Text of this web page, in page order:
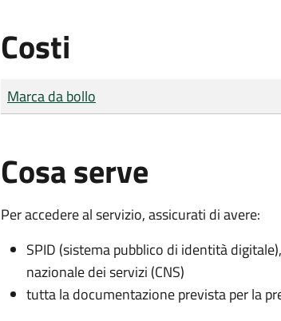
Costi
Tipo di pagamento
Importo
Marca da bollo
Cosa serve
Per accedere al servizio, assicurati di avere:
SPID (sistema pubblico di identità
nazionale dei servizi (CNS)
tutta la documentazione prevista per la